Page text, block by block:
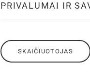
PRIVALUMAI IR
SKAIČIUOTOJAS